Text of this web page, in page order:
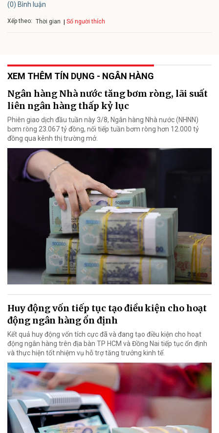
(0) Bình luận
Xếp theo: Thời gian Số người thích
XEM THÊM TÍN DỤNG - NGÂN HÀNG
Ngân hàng Nhà nước tăng bơm ròng, lãi suất
liên ngân hàng thấp kỷ lục
Phiên giao dịch đầu tuần này 3/8, Ngân hàng Nhà nước (NHNN)
bơm ròng 23.067 tỷ đồng, nối tiếp tuần bơm ròng hơn 12.000 tỷ
đồng qua kênh thị trường mở.
Huy động vốn tiếp tục tạo điều kiện cho hoạt
động ngân hàng ổn định
Kết quả huy động vốn tích cực đã và đang tạo điều kiện cho hoạt
động ngân hàng trên địa bàn TP HCM và Đồng Nai tiếp tục ổn định
và thực hiện tốt nhiệm vụ hỗ trợ tăng trưởng kinh tế.